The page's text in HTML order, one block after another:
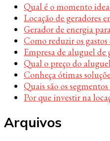
Qual é o momento
Locação de geradores
Gerador de energia
Como reduzir os
Empresa de aluguel de
Qual o preço do
Conheça ótimas
Quais são os
Por que investir na
Arquivos